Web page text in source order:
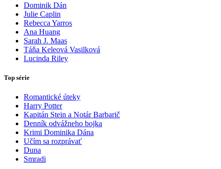
Dominik Dán
Julie Caplin
Rebecca Yarros
Ana Huang
Sarah J. Maas
Táňa Keleová Vasilková
Lucinda Riley
Top série
Romantické úteky
Harry Potter
Kapitán Stein a Notár Barbarič
Denník odvážneho bojka
Krimi Dominika Dána
Učím sa rozprávať
Duna
Smradi